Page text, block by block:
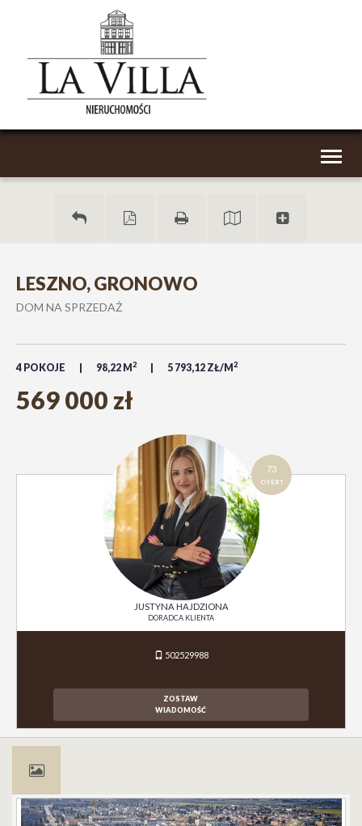
LESZNO, GRONOWO
DOM NA SPRZEDAŻ
4 POKOJE 98,22 M 2 5 793,12 ZŁ/M 2
569 000 zł
73
OFERT
JUSTYNA HAJDZIONA
DORADCA KLIENTA
502529988
ZOSTAW
WIADOMOŚĆ